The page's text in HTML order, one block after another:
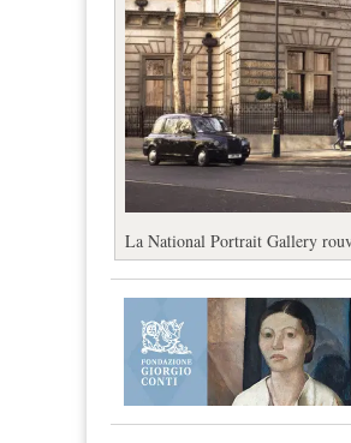
La National Portrait Gallery